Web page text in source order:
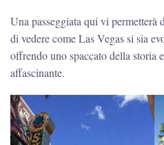
Una passeggiata qui vi permetterà
di vedere come Las Vegas si sia
offrendo uno spaccato della storia
affascinante.